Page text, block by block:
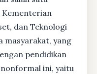
Kementerian
dan Teknologi
masyarakat, yang
pendidikan
ini, yaitu